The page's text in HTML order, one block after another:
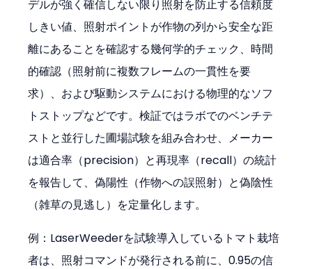
デルが強く確信しない限り照射を防止する信頼度
しきい値、照射ポイントが作物の列から安全な距
離にあることを確認する幾何学的チェック、時間
的確認（照射前に複数フレームの一貫性を要
求）、および駆動システムにおける物理的なソフ
トストップなどです。検証ではラボでのベンチテ
ストと並行した圃場試験を組み合わせ、メーカー
は適合率（precision）と再現率（recall）の統計
を報告して、偽陽性（作物への誤照射）と偽陰性
（雑草の見逃し）を定量化します。
例：LaserWeederを試験導入しているトマト栽培
者は、照射コマンドが発行される前に、0.95の信